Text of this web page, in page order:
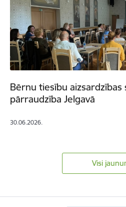
Bērnu tiesību aizsardzības
pārraudzība Jelgavā
30.06.2026.
Visi